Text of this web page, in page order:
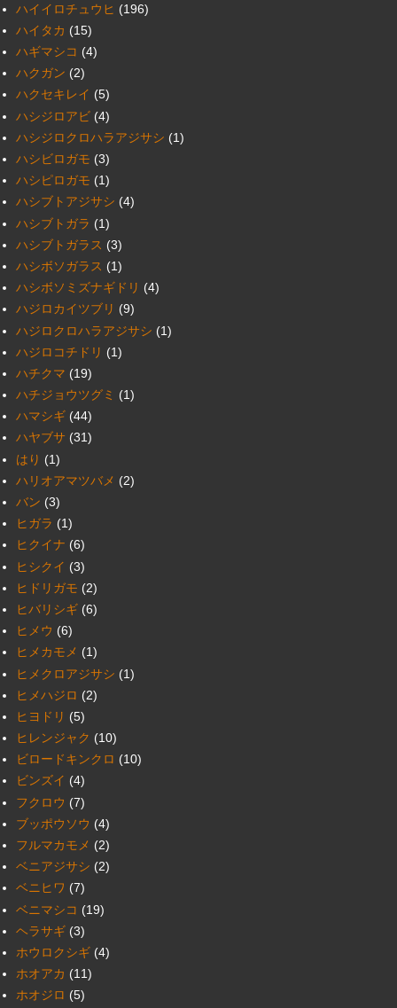
ハイイロチュウヒ (196)
ハイタカ (15)
ハギマシコ (4)
ハクガン (2)
ハクセキレイ (5)
ハシジロアビ (4)
ハシジロクロハラアジサシ (1)
ハシビロガモ (3)
ハシピロガモ (1)
ハシブトアジサシ (4)
ハシブトガラ (1)
ハシブトガラス (3)
ハシボソガラス (1)
ハシボソミズナギドリ (4)
ハジロカイツブリ (9)
ハジロクロハラアジサシ (1)
ハジロコチドリ (1)
ハチクマ (19)
ハチジョウツグミ (1)
ハマシギ (44)
ハヤブサ (31)
はり (1)
ハリオアマツバメ (2)
バン (3)
ヒガラ (1)
ヒクイナ (6)
ヒシクイ (3)
ヒドリガモ (2)
ヒバリシギ (6)
ヒメウ (6)
ヒメカモメ (1)
ヒメクロアジサシ (1)
ヒメハジロ (2)
ヒヨドリ (5)
ヒレンジャク (10)
ビロードキンクロ (10)
ビンズイ (4)
フクロウ (7)
ブッポウソウ (4)
フルマカモメ (2)
ベニアジサシ (2)
ベニヒワ (7)
ベニマシコ (19)
ヘラサギ (3)
ホウロクシギ (4)
ホオアカ (11)
ホオジロ (5)